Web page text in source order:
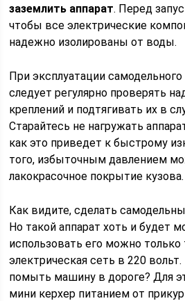
заземлить аппарат. Перед
чтобы все электрические
надежно изолированы от воды.
При эксплуатации
следует регулярно проверять
креплений и подтягивать их в
Старайтесь не нагружать
как это приведет к быстрому
того, избыточным давлением
лакокрасочное покрытие кузова.
Как видите, сделать
Но такой аппарат хоть и будет
использовать его можно только
электрическая сеть в 220
помыть машину в дороге? Для
мини керхер питанием от